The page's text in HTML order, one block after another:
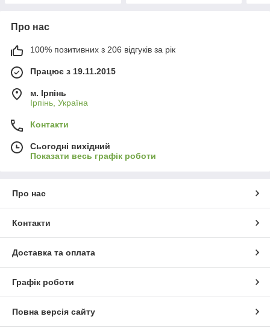
Про нас
100% позитивних з 206 відгуків за рік
Працює з 19.11.2015
м. Ірпінь
Ірпінь, Україна
Контакти
Сьогодні вихідний
Показати весь графік роботи
Про нас
Контакти
Доставка та оплата
Графік роботи
Повна версія сайту